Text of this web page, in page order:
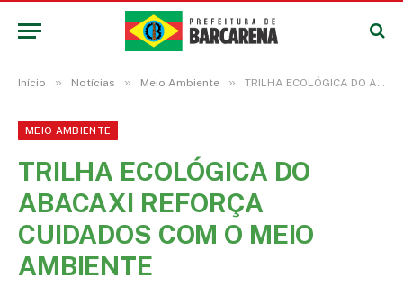
Início » Notícias » Meio Ambiente » TRILHA ECOLÓGICA DO ABACAXI REFORÇA CUIDADOS COM O MEIO AMBIENTE
MEIO AMBIENTE
TRILHA ECOLÓGICA DO
ABACAXI REFORÇA
CUIDADOS COM O MEIO
AMBIENTE